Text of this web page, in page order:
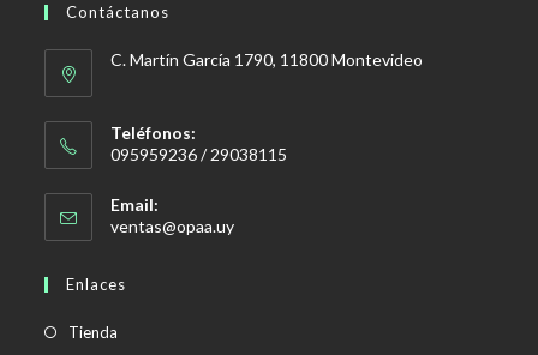
Contáctanos
C. Martín García 1790, 11800 Montevideo
Teléfonos:
095959236 / 29038115
Email:
ventas@opaa.uySe
Enlaces
Tienda